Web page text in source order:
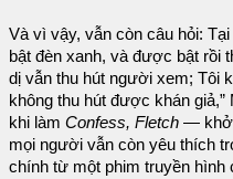
Và vì vậy, vẫn còn câu hỏi:
bật đèn xanh, và được bật rồi
dị vẫn thu hút người xem; Tôi
không thu hút được khán
khi làm Confess, Fletch — khởi
mọi người vẫn còn yêu thích
chính từ một phim truyền